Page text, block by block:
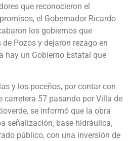
que reconocieron el
el Gobernador Ricardo
los gobiernos que
Pozos y dejaron rezago en
hay un Gobierno Estatal que
y los poceños, por contar con
carretera 57 pasando por Villa de
se informó que la obra
señalización, base hidráulica,
público, con una inversión de